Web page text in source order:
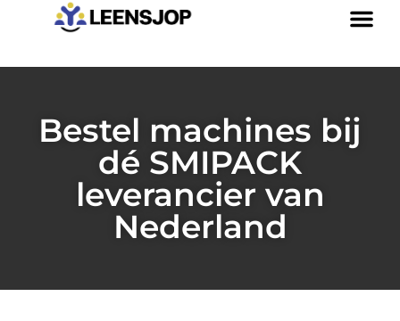
Bestel machines bij
dé SMIPACK
leverancier van
Nederland